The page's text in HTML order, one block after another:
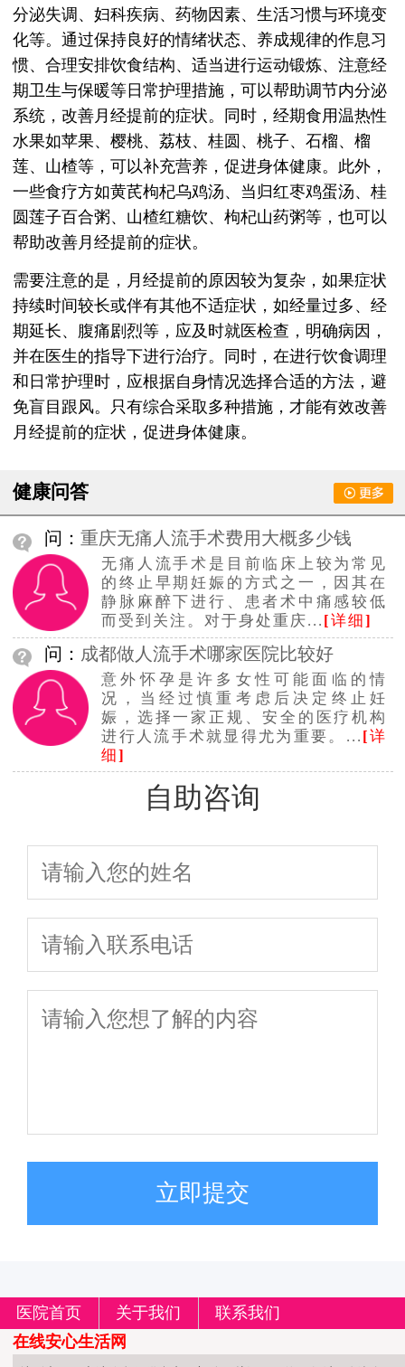
分泌失调、妇科疾病、药物因素、生活习惯与环境变
化等。通过保持良好的情绪状态、养成规律的作息习
惯、合理安排饮食结构、适当进行运动锻炼、注意经
期卫生与保暖等日常护理措施，可以帮助调节内分泌
系统，改善月经提前的症状。同时，经期食用温热性
水果如苹果、樱桃、荔枝、桂圆、桃子、石榴、榴
莲、山楂等，可以补充营养，促进身体健康。此外，
一些食疗方如黄芪枸杞乌鸡汤、当归红枣鸡蛋汤、桂
圆莲子百合粥、山楂红糖饮、枸杞山药粥等，也可以
帮助改善月经提前的症状。
需要注意的是，月经提前的原因较为复杂，如果症状
持续时间较长或伴有其他不适症状，如经量过多、经
期延长、腹痛剧烈等，应及时就医检查，明确病因，
并在医生的指导下进行治疗。同时，在进行饮食调理
和日常护理时，应根据自身情况选择合适的方法，避
免盲目跟风。只有综合采取多种措施，才能有效改善
月经提前的症状，促进身体健康。
健康问答
问： 重庆无痛人流手术费用大概多少钱
无痛人流手术是目前临床上较为常见
的终止早期妊娠的方式之一，因其在
静脉麻醉下进行、患者术中痛感较低
而受到关注。对于身处重庆... [详细]
问： 成都做人流手术哪家医院比较好
意外怀孕是许多女性可能面临的情
况，当经过慎重考虑后决定终止妊
娠，选择一家正规、安全的医疗机构
进行人流手术就显得尤为重要。... [详
细]
自助咨询
立即提交
医院首页 关于我们
联系我们
在线安心生活网